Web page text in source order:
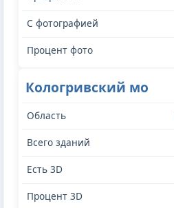
Кологривский мо